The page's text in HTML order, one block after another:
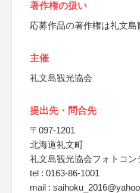
著作権の扱い
応募作品の著作権は礼文島
主催
礼文島観光協会
提出先・問合先
〒097-1201
北海道礼文町
礼文島観光協会フォトコン
tel : 0163-86-1001
mail :